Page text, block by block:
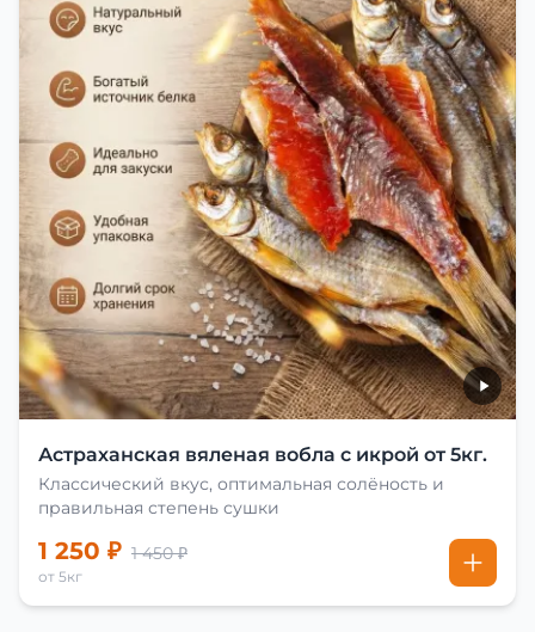
Астраханская вяленая вобла с икрой от 5кг.
Классический вкус, оптимальная солёность и
правильная степень сушки
1 250 ₽ 1 450 ₽
от 5кг